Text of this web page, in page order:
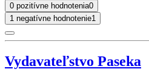
0 pozitívne hodnotenia0
1 negatívne hodnotenie1
Vydavateľstvo Paseka